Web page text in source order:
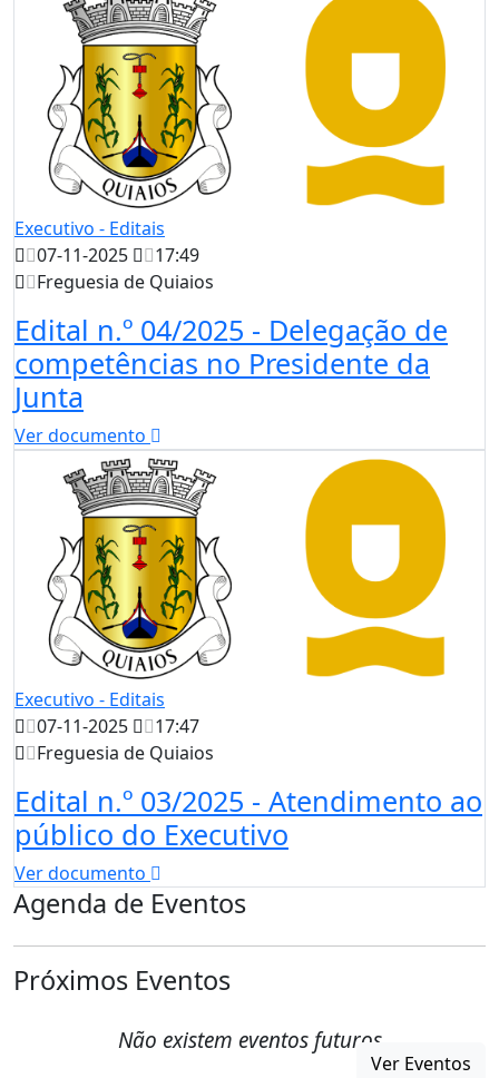
Executivo - Editais
07-11-2025
17:49
Freguesia de Quiaios
Edital n.º 04/2025 - Delegação de
competências no Presidente da
Junta
Ver documento
Executivo - Editais
07-11-2025
17:47
Freguesia de Quiaios
Edital n.º 03/2025 - Atendimento ao
público do Executivo
Ver documento
Agenda de Eventos
Próximos Eventos
Não existem eventos futuros
Ver Eventos